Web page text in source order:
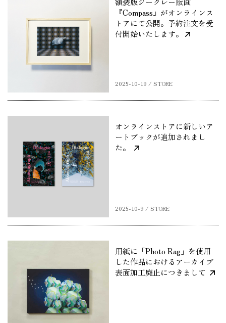
『Compass』がオンラインス
トアにて公開。予約注文を受
付開始いたします。
2025-10-19 / STORE
オンラインストアに新しいア
ートブックが追加されまし
た。
2025-10-9 / STORE
用紙に「Photo Rag」を使用
した作品におけるアーカイブ
表面加工廃止につきまして